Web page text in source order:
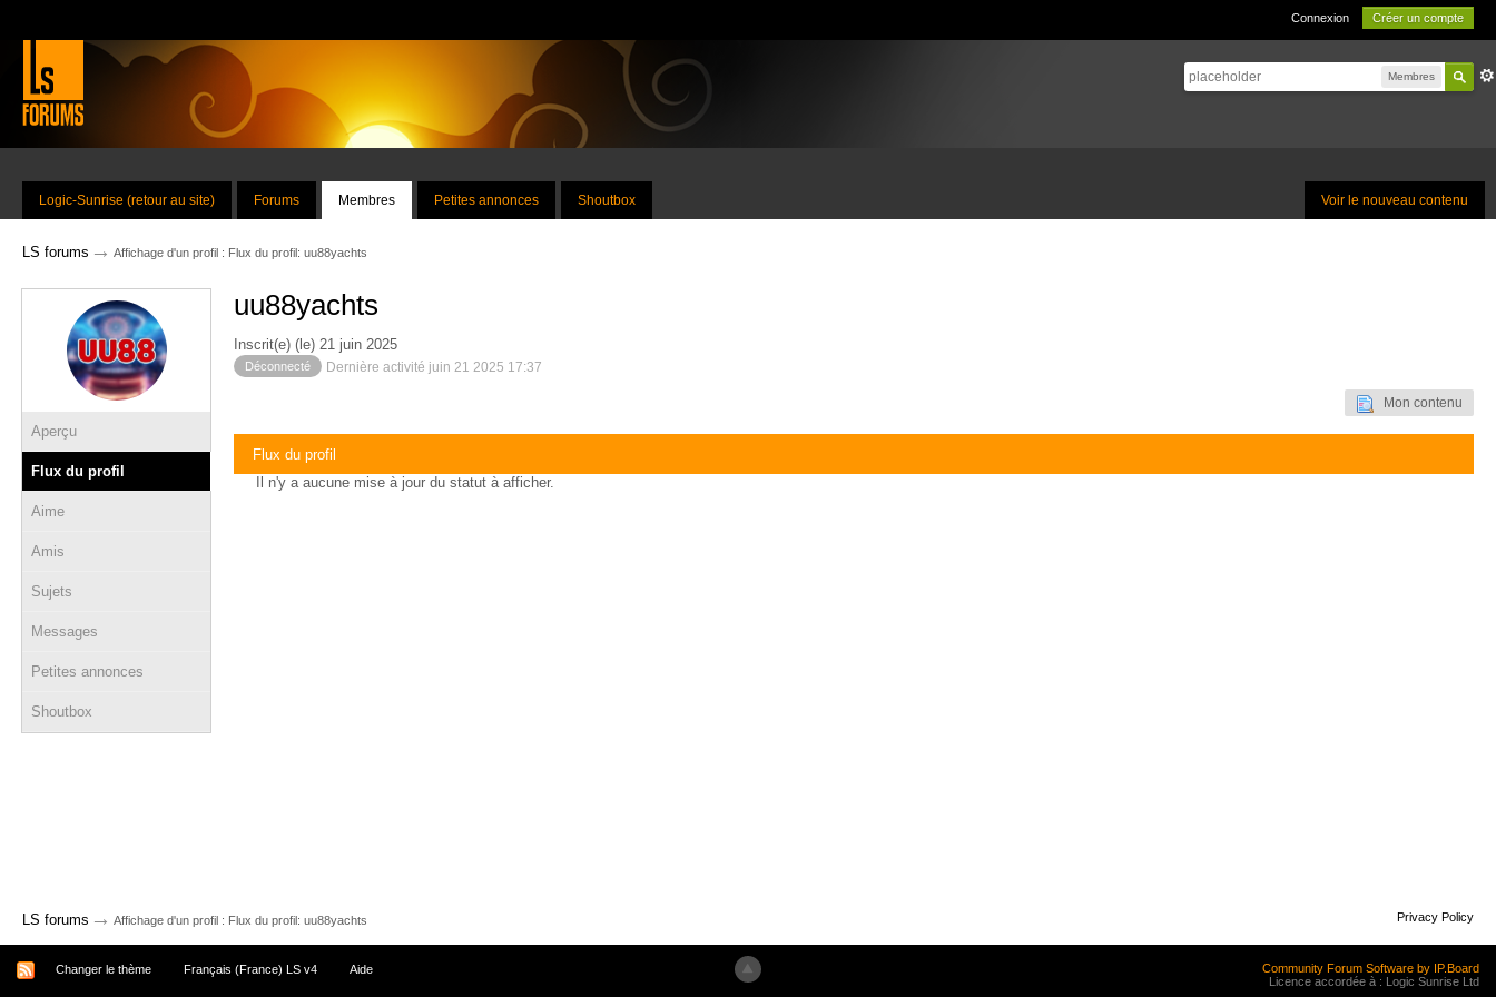
Connexion Créer un compte
Membres
Voir le nouveau contenu
Logic-Sunrise (retour au site) Forums Membres Petites annonces Shoutbox
LS forums → Affichage d'un profil : Flux du profil: uu88yachts
Aperçu
Flux du profil
Aime
Amis
Sujets
Messages
Petites annonces
Shoutbox
uu88yachts
Inscrit(e) (le) 21 juin 2025
Déconnecté Dernière activité juin 21 2025 17:37
Mon contenu
Flux du profil
Il n'y a aucune mise à jour du statut à afficher.
LS forums → Affichage d'un profil : Flux du profil: uu88yachts Privacy Policy
Changer le thème Français (France) LS v4 Aide
Community Forum Software by IP.Board
Licence accordée à : Logic Sunrise Ltd